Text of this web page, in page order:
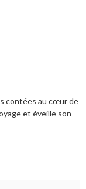
contées au cœur de
et éveille son